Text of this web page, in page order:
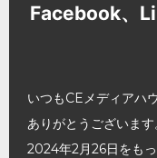
Facebook、
いつもCEメディアハ
ありがとうございます
2024年2月26日をも